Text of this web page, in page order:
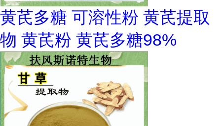
黄芪多糖 可溶性粉 黄芪提取
物 黄芪粉 黄芪多糖98%